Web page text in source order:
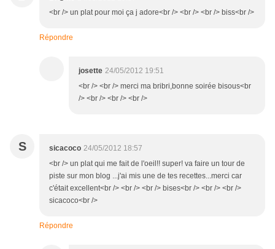
<br /> un plat pour moi ça j adore<br /> <br /> <br /> biss<br />
Répondre
josette 24/05/2012 19:51
<br /> <br /> merci ma bribri,bonne soirée bisous<br
/> <br /> <br /> <br />
S sicacoco 24/05/2012 18:57
<br /> un plat qui me fait de l'oeil!! super! va faire un tour de
piste sur mon blog ...j'ai mis une de tes recettes...merci car
c'était excellent<br /> <br /> <br /> bises<br /> <br /> <br />
sicacoco<br />
Répondre